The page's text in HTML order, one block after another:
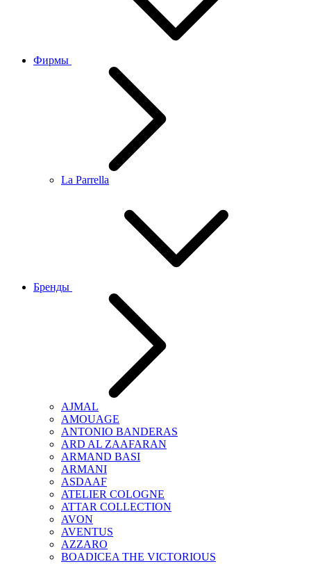
Фирмы
La Parrella
Бренды
AJMAL
AMOUAGE
ANTONIO BANDERAS
ARD AL ZAAFARAN
ARMAND BASI
ARMANI
ASDAAF
ATELIER COLOGNE
ATTAR COLLECTION
AVON
AVENTUS
AZZARO
BOADICEA THE VICTORIOUS